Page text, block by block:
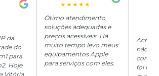
da
do
para
Hoje
Vitória
★★★★★
Ótimo atendimento,
soluções adequadas e
preços acessíveis. Há
muito tempo levo meus
equipamentos Apple
para serviços com eles.
Achei
não
foi